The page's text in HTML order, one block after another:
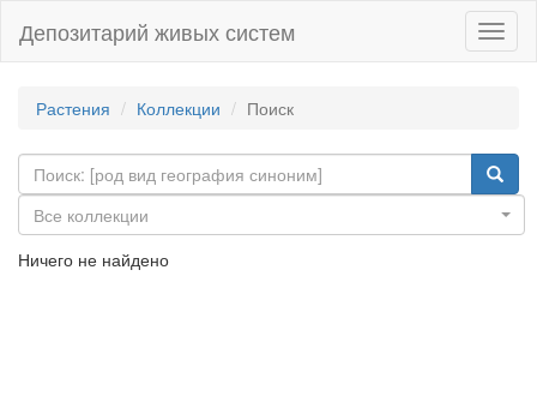
Депозитарий живых систем
Растения Коллекции Поиск
Все коллекции
Ничего не найдено